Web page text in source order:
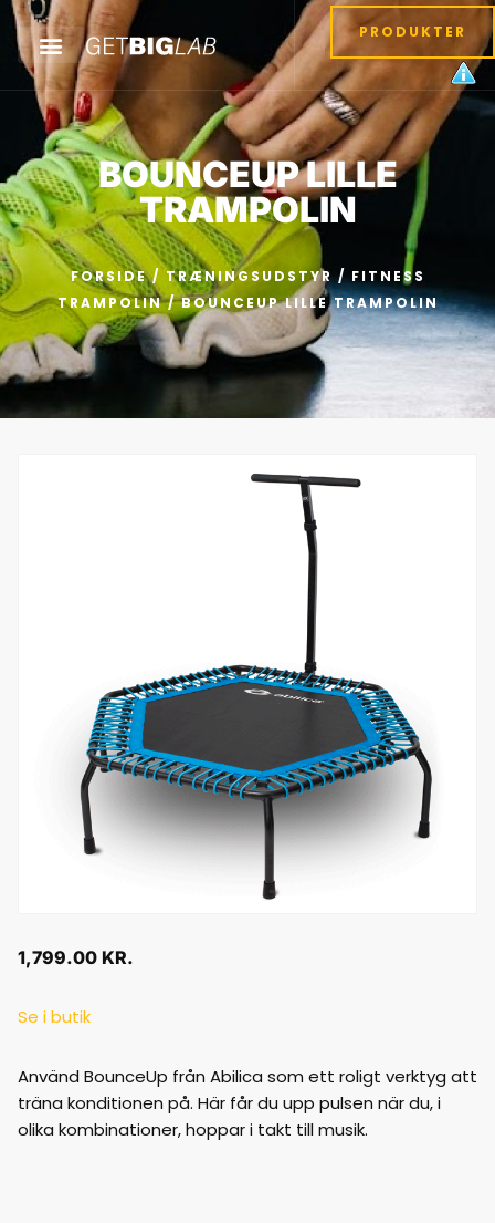
PRODUKTER
BOUNCEUP LILLE
TRAMPOLIN
FORSIDE/ TRÆNINGSUDSTYR/ FITNESS
TRAMPOLIN/ BOUNCEUP LILLE TRAMPOLIN
1,799.00 KR.
Se i butik
Använd BounceUp från Abilica som ett roligt verktyg att
träna konditionen på. Här får du upp pulsen när du, i
olika kombinationer, hoppar i takt till musik.